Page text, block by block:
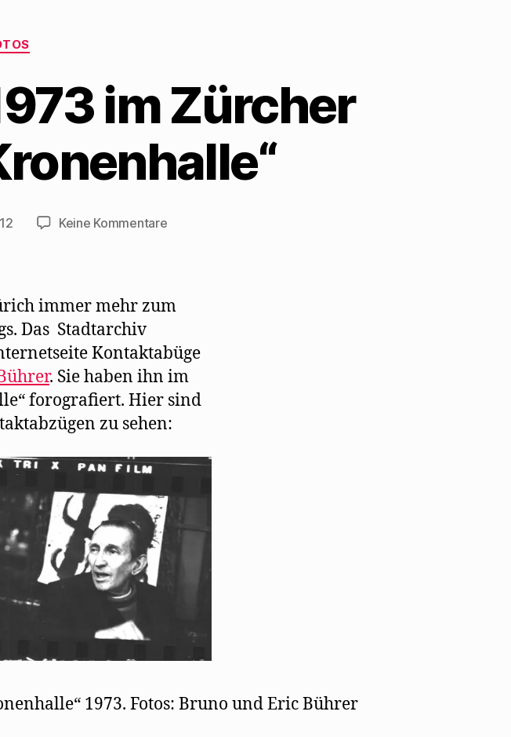
im Zürcher
Keine Kommentarezu
Zürcher
„Kronenhalle“
immer mehr zum
Das Stadtarchiv
Kontaktabüge
. Sie haben ihn im
forografiert. Hier sind
zu sehen:
1973. Fotos: Bruno und Eric Bührer